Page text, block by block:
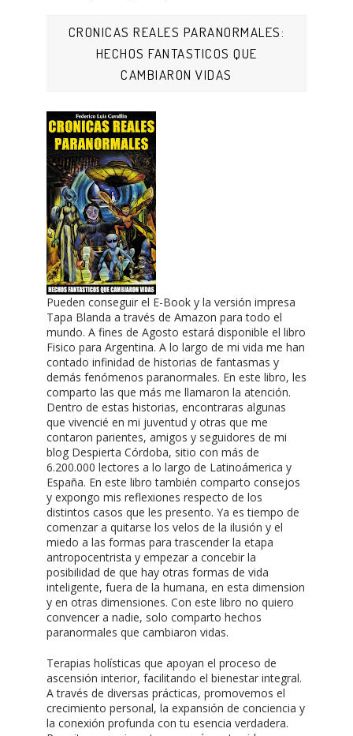
CRONICAS REALES PARANORMALES:
HECHOS FANTASTICOS QUE
CAMBIARON VIDAS
Pueden conseguir el E-Book y la versión impresa
Tapa Blanda a través de Amazon para todo el
mundo. A fines de Agosto estará disponible el libro
Fisico para Argentina. A lo largo de mi vida me han
contado infinidad de historias de fantasmas y
demás fenómenos paranormales. En este libro, les
comparto las que más me llamaron la atención.
Dentro de estas historias, encontraras algunas
que vivencié en mi juventud y otras que me
contaron parientes, amigos y seguidores de mi
blog Despierta Córdoba, sitio con más de
6.200.000 lectores a lo largo de Latinoámerica y
España. En este libro también comparto consejos
y expongo mis reflexiones respecto de los
distintos casos que les presento. Ya es tiempo de
comenzar a quitarse los velos de la ilusión y el
miedo a las formas para trascender la etapa
antropocentrista y empezar a concebir la
posibilidad de que hay otras formas de vida
inteligente, fuera de la humana, en esta dimension
y en otras dimensiones. Con este libro no quiero
convencer a nadie, solo comparto hechos
paranormales que cambiaron vidas.
Terapias holísticas que apoyan el proceso de
ascensión interior, facilitando el bienestar integral.
A través de diversas prácticas, promovemos el
crecimiento personal, la expansión de conciencia y
la conexión profunda con tu esencia verdadera.